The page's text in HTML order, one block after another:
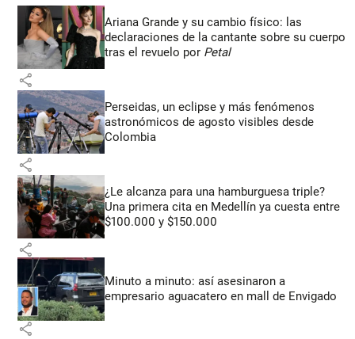
Ariana Grande y su cambio físico: las
declaraciones de la cantante sobre su cuerpo
tras el revuelo por Petal
share
Perseidas, un eclipse y más fenómenos
astronómicos de agosto visibles desde
Colombia
share
¿Le alcanza para una hamburguesa triple?
Una primera cita en Medellín ya cuesta entre
$100.000 y $150.000
share
Minuto a minuto: así asesinaron a
empresario aguacatero en mall de Envigado
share